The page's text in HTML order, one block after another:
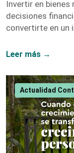
Invertir en bienes
decisiones
convertirte en un
proporcionarán
Millonario de
fundador de
testimonios de
para ofrecer una
Leer más →
Actualidad